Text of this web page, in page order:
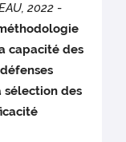
2022 -
capacité des
sélection des